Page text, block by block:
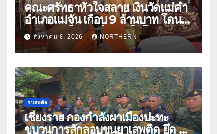
คณะศรัทธาหัวใจสลาย เงินวัดแม่คำ
อำเภอแม่จัน เกือบ 9 ล้านบาท โดน
แก๊งคอลเซ็นเตอร์หลอกให้โอนข้าม
ปีกว่า 66 บัญชี
สิงหาคม 8, 2026 NORTHERN
ยาเสพติด
เชียงราย กองกำลังผาเมืองปะทะ
ขบวนการลักลอบขนยาเสพติด ยึด 2